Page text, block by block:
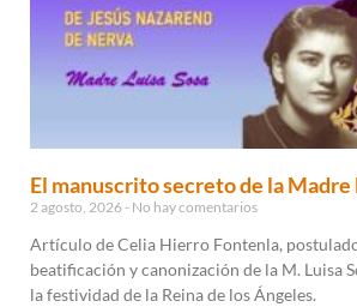
El manuscrito secreto de la Madre
2 agosto, 2026 No hay comentarios
Artículo de Celia Hierro Fontenla,
beatificación y canonización de la M. Luisa
la festividad de la Reina de los Ángeles.